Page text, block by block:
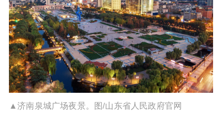
▲济南泉城广场夜景。图/山东省人民政府官网